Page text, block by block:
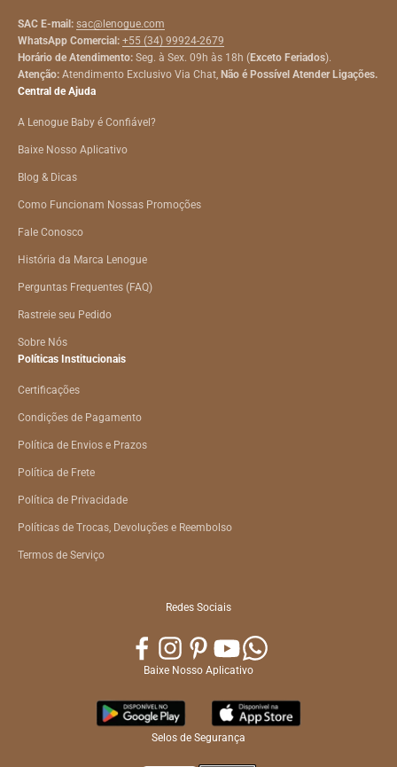
SAC E-mail: sac@lenogue.com
WhatsApp Comercial: +55 (34) 99924-2679
Horário de Atendimento: Seg. à Sex. 09h às 18h (Exceto Feriados).
Atenção: Atendimento Exclusivo Via Chat, Não é Possível Atender Ligações.
Central de Ajuda
A Lenogue Baby é Confiável?
Baixe Nosso Aplicativo
Blog & Dicas
Como Funcionam Nossas Promoções
Fale Conosco
História da Marca Lenogue
Perguntas Frequentes (FAQ)
Rastreie seu Pedido
Sobre Nós
Políticas Institucionais
Certificações
Condições de Pagamento
Política de Envios e Prazos
Política de Frete
Política de Privacidade
Políticas de Trocas, Devoluções e Reembolso
Termos de Serviço
Redes Sociais
Baixe Nosso Aplicativo
Selos de Segurança